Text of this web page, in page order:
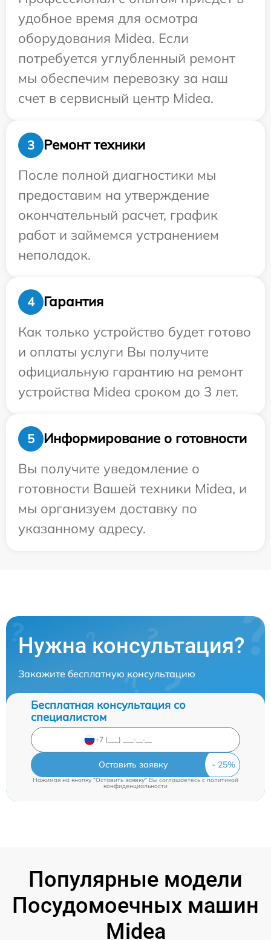
удобное время для осмотра
оборудования Midea. Если
потребуется углубленный ремонт
мы обеспечим перевозку за наш
счет в сервисный центр Midea.
3
Ремонт техники
После полной диагностики мы
предоставим на утверждение
окончательный расчет, график
работ и займемся устранением
неполадок.
4
Гарантия
Как только устройство будет готово
и оплаты услуги Вы получите
официальную гарантию на ремонт
устройства Midea сроком до 3 лет.
5
Информирование о готовности
Вы получите уведомление о
готовности Вашей техники Midea, и
мы организуем доставку по
указанному адресу.
Нужна консультация?
Закажите бесплатную консультацию
Бесплатная консультация со
специалистом
Оставить заявку
Нажимая на кнопку "Оставить заявку" Вы соглашаетесь cполитикой
конфиденциальности
Популярные модели
Посудомоечных машин
Midea